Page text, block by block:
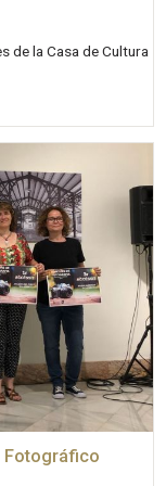
de la Casa de Cultura
Fotográfico